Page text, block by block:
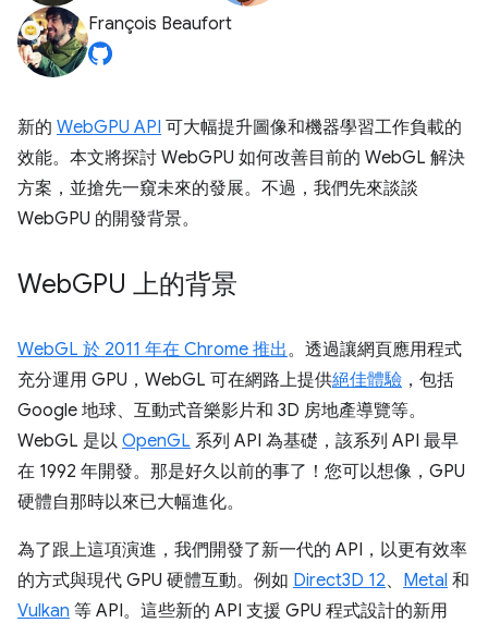
François Beaufort
新的 WebGPU API 可大幅提升圖像和機器學習工作負載的
效能。本文將探討 WebGPU 如何改善目前的 WebGL 解決
方案，並搶先一窺未來的發展。不過，我們先來談談
WebGPU 的開發背景。
WebGPU 上的背景
WebGL 於 2011 年在 Chrome 推出。透過讓網頁應用程式
充分運用 GPU，WebGL 可在網路上提供絕佳體驗 ，包括
Google 地球、互動式音樂影片和 3D 房地產導覽等。
WebGL 是以 OpenGL 系列 API 為基礎，該系列 API 最早
在 1992 年開發。那是好久以前的事了！您可以想像，GPU
硬體自那時以來已大幅進化。
為了跟上這項演進，我們開發了新一代的 API，以更有效率
的方式與現代 GPU 硬體互動。例如 Direct3D 12、 Metal 和
Vulkan 等 API。這些新的 API 支援 GPU 程式設計的新用